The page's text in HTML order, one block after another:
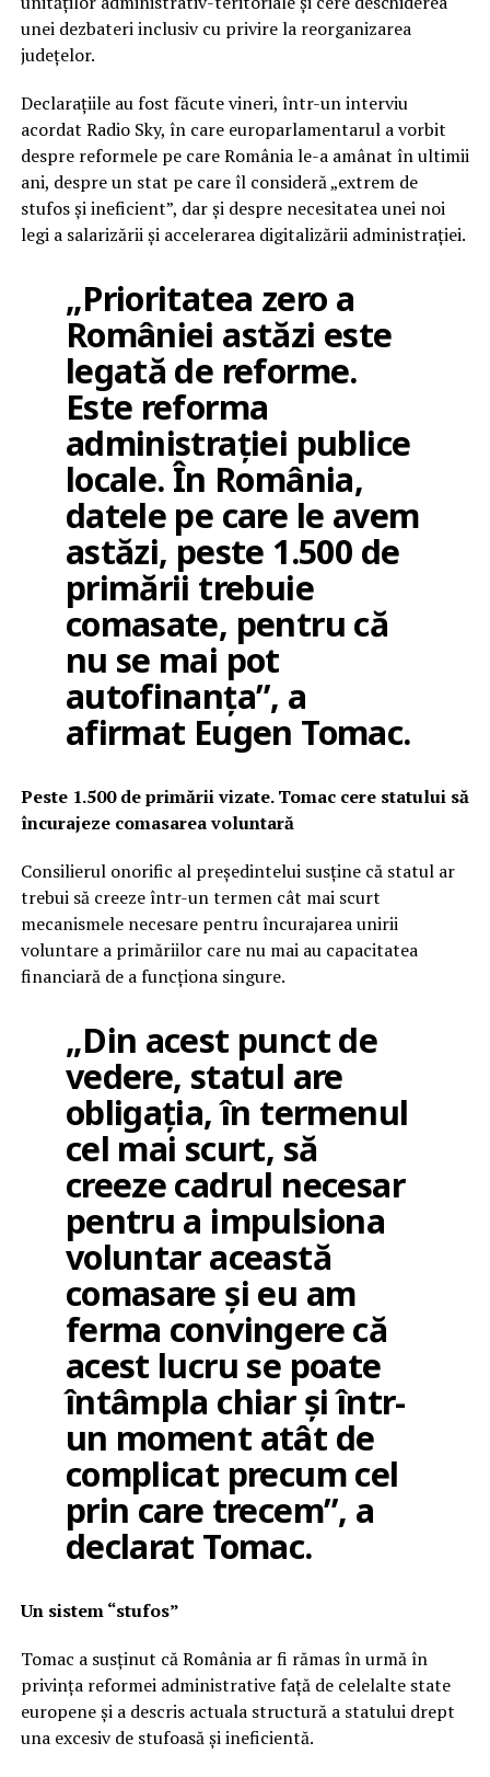
unei dezbateri inclusiv cu privire la reorganizarea
județelor.
Declarațiile au fost făcute vineri, într-un interviu
acordat Radio Sky, în care europarlamentarul a vorbit
despre reformele pe care România le-a amânat în ultimii
ani, despre un stat pe care îl consideră „extrem de
stufos și ineficient”, dar și despre necesitatea unei noi
legi a salarizării și accelerarea digitalizării administrației.
„Prioritatea zero a
României astăzi este
legată de reforme.
Este reforma
administrației publice
locale. În România,
datele pe care le avem
astăzi, peste 1.500 de
primării trebuie
comasate, pentru că
nu se mai pot
autofinanța”, a
afirmat Eugen Tomac.
Peste 1.500 de primării vizate. Tomac cere statului să
încurajeze comasarea voluntară
Consilierul onorific al președintelui susține că statul ar
trebui să creeze într-un termen cât mai scurt
mecanismele necesare pentru încurajarea unirii
voluntare a primăriilor care nu mai au capacitatea
financiară de a funcționa singure.
„Din acest punct de
vedere, statul are
obligația, în termenul
cel mai scurt, să
creeze cadrul necesar
pentru a impulsiona
voluntar această
comasare și eu am
ferma convingere că
acest lucru se poate
întâmpla chiar și într-
un moment atât de
complicat precum cel
prin care trecem”, a
declarat Tomac.
Un sistem “stufos”
Tomac a susținut că România ar fi rămas în urmă în
privința reformei administrative față de celelalte state
europene și a descris actuala structură a statului drept
una excesiv de stufoasă și ineficientă.